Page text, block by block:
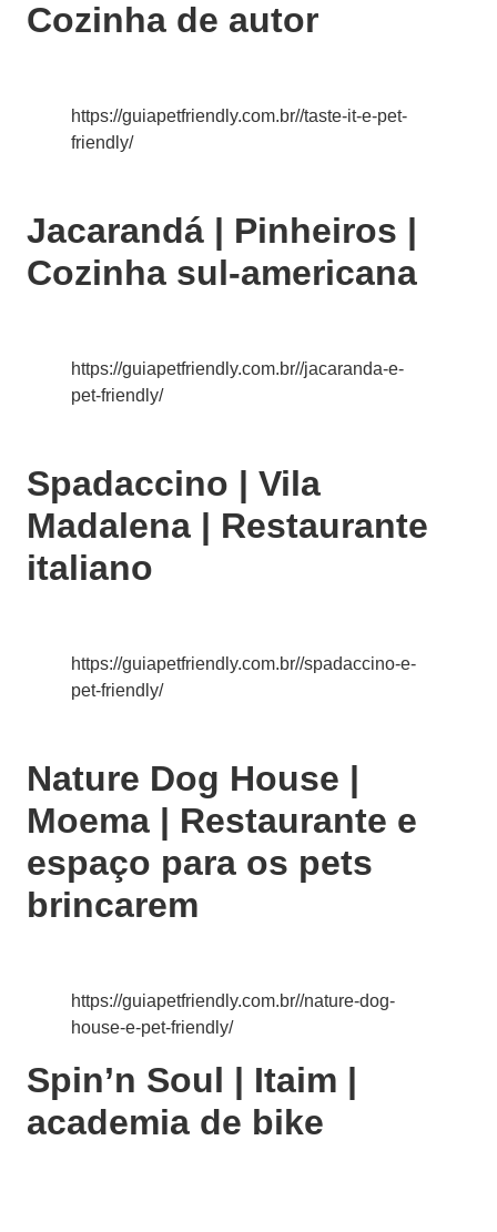
Cozinha de autor
https://guiapetfriendly.com.br//taste-it-e-pet-
friendly/
Jacarandá | Pinheiros |
Cozinha sul-americana
https://guiapetfriendly.com.br//jacaranda-e-
pet-friendly/
Spadaccino | Vila
Madalena | Restaurante
italiano
https://guiapetfriendly.com.br//spadaccino-e-
pet-friendly/
Nature Dog House |
Moema | Restaurante e
espaço para os pets
brincarem
https://guiapetfriendly.com.br//nature-dog-
house-e-pet-friendly/
Spin’n Soul | Itaim |
academia de bike